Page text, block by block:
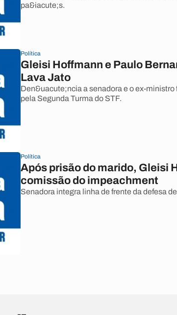
pa&iacute;s.
Política
Gleisi Hoffmann e Paulo
Lava Jato
Den&uacute;ncia a senadora e o ex-
pela Segunda Turma do STF.
Política
Após prisão do marido, Gleisi
comissão do impeachment
Senadora integra linha de frente da defesa